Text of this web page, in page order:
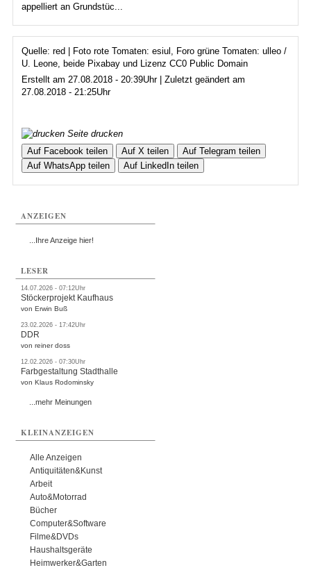
appelliert an Grundstüc...
Quelle: red | Foto rote Tomaten: esiul, Foro grüne Tomaten: ulleo /
U. Leone, beide Pixabay und Lizenz CC0 Public Domain
Erstellt am 27.08.2018 - 20:39Uhr | Zuletzt geändert am
27.08.2018 - 21:25Uhr
Seite drucken
Auf Facebook teilen
Auf X teilen
Auf Telegram teilen
Auf WhatsApp teilen
Auf LinkedIn teilen
ANZEIGEN
...Ihre Anzeige hier!
LESER
14.07.2026 - 07:12Uhr
Stöckerprojekt Kaufhaus
von Erwin Buß
23.02.2026 - 17:42Uhr
DDR
von reiner doss
12.02.2026 - 07:30Uhr
Farbgestaltung Stadthalle
von Klaus Rodominsky
...mehr Meinungen
KLEINANZEIGEN
Alle Anzeigen
Antiquitäten&Kunst
Arbeit
Auto&Motorrad
Bücher
Computer&Software
Filme&DVDs
Haushaltsgeräte
Heimwerker&Garten